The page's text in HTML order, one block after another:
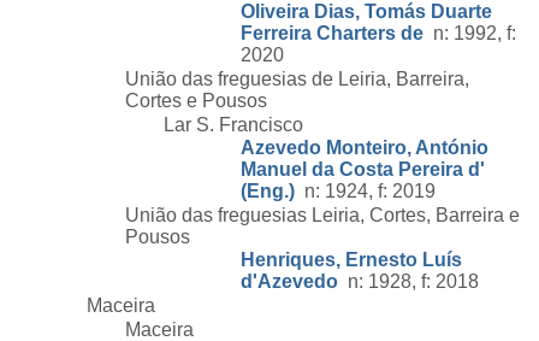
Oliveira Dias, Tomás Duarte
Ferreira Charters de n: 1992, f:
2020
União das freguesias de Leiria, Barreira,
Cortes e Pousos
Lar S. Francisco
Azevedo Monteiro, António
Manuel da Costa Pereira d'
(Eng.) n: 1924, f: 2019
União das freguesias Leiria, Cortes, Barreira e
Pousos
Henriques, Ernesto Luís
d'Azevedo n: 1928, f: 2018
Maceira
Maceira